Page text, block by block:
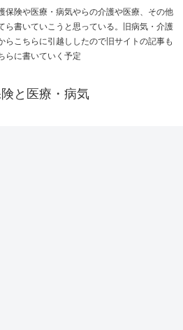
保険や医療・病気やらの介護や医療、その他
ら書いていこうと思っている。旧病気・介護
らこちらに引越ししたので旧サイトの記事も
らに書いていく予定
と医療・病気